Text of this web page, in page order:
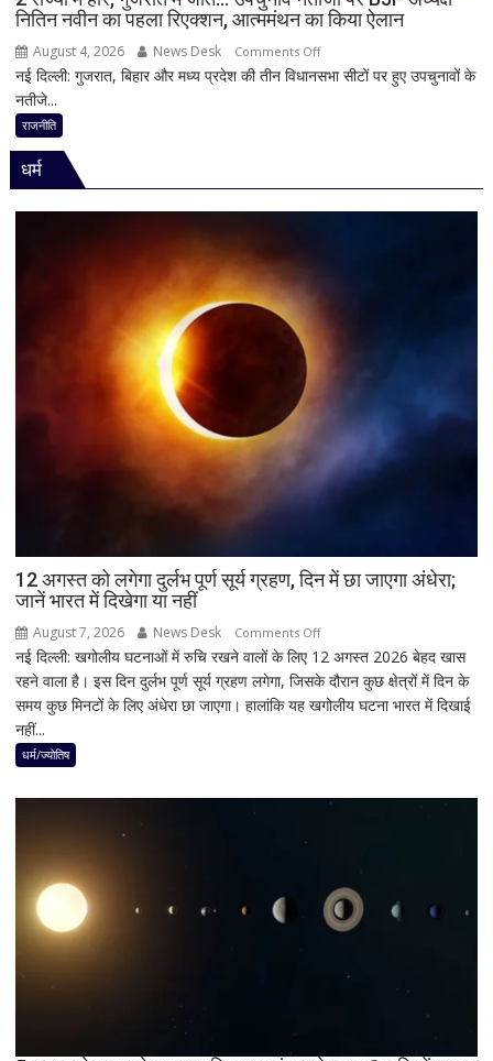
में
मिली
नितिन नवीन का पहला रिएक्शन, आत्ममंथन का किया ऐलान
August 4, 2026 News Desk Comments Offon
2
रिएक्शन,
ऐलान
नई दिल्ली: गुजरात, बिहार और मध्य प्रदेश की तीन विधानसभा सीटों पर हुए उपचुनावों के
नतीजे...
राजनीति
धर्म
12 अगस्त को लगेगा दुर्लभ पूर्ण सूर्य ग्रहण, दिन में छा जाएगा अंधेरा;
जानें भारत में दिखेगा या नहीं
August 7, 2026 News Desk Comments Offon
12
अगस्त
को
सूर्य
छा
जाएगा
नई दिल्ली: खगोलीय घटनाओं में रुचि रखने वालों के लिए 12 अगस्त 2026 बेहद खास
रहने वाला है। इस दिन दुर्लभ पूर्ण सूर्य ग्रहण लगेगा, जिसके दौरान कुछ क्षेत्रों में दिन के
समय कुछ मिनटों के लिए अंधेरा छा जाएगा। हालांकि यह खगोलीय घटना भारत में दिखाई
नहीं...
धर्म/ज्योतिष